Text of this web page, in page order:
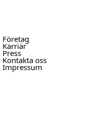
Företag
Karriär
Press
Kontakta oss
Impressum